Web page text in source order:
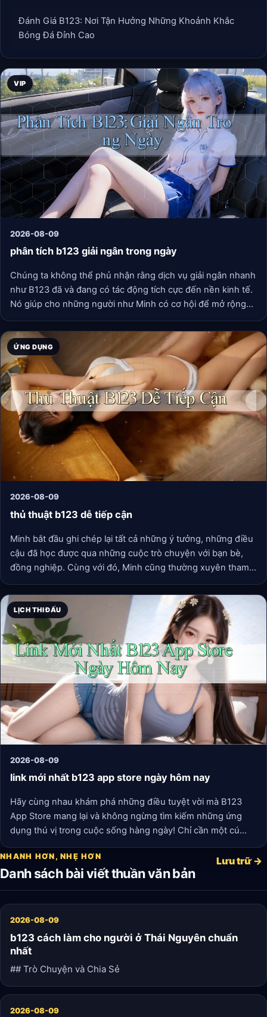
Đánh Giá B123: Nơi Tận Hưởng Những Khoảnh Khắc
Bóng Đá Đỉnh Cao
VIP
2026-08-09
phân tích b123 giải ngân trong ngày
Chúng ta không thể phủ nhận rằng dịch vụ giải ngân nhanh
như B123 đã và đang có tác động tích cực đến nền kinh tế.
Nó giúp cho những người như Minh có cơ hội để mở rộng
kinh doanh và phát triển, tạo ra công ăn việc làm cho nhiều
người khác.
ỨNG DỤNG
2026-08-09
thủ thuật b123 dễ tiếp cận
Minh bắt đầu ghi chép lại tất cả những ý tưởng, những điều
cậu đã học được qua những cuộc trò chuyện với bạn bè,
đồng nghiệp. Cùng với đó, Minh cũng thường xuyên tham
năng giao tiếp của mình. Chỉ sau một thời gian ngắn, Minh
không chỉ tìm được niềm đam mê trong công việc mà còn
sáng tạo ra nhiều sản phẩm ứng dụng hữu ích, nhận được
sự đánh giá cao từ cấp trên.
LỊCH THI ĐẤU
2026-08-09
link mới nhất b123 app store ngày hôm nay
Hãy cùng nhau khám phá những điều tuyệt vời mà B123
App Store mang lại và không ngừng tìm kiếm những ứng
dụng thú vị trong cuộc sống hàng ngày! Chỉ cần một cú
chạm, thế giới tiên tiến đang chờ đón chúng ta.
NHANH HƠN, NHẸ HƠN
Danh sách bài viết thuần văn bản
Lưu trữ →
2026-08-09
b123 cách làm cho người ở Thái Nguyên chuẩn
nhất
## Trò Chuyện và Chia Sẻ
2026-08-09